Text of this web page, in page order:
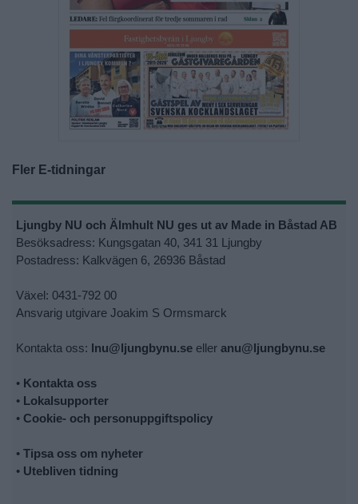
Fler E-tidningar
Ljungby NU och Älmhult NU ges ut av Made in Båstad AB
Besöksadress: Kungsgatan 40, 341 31 Ljungby
Postadress: Kalkvägen 6, 26936 Båstad
Växel: 0431-792 00
Ansvarig utgivare Joakim S Ormsmarck
Kontakta oss: lnu@ljungbynu.se eller anu@ljungbynu.se
• Kontakta oss
• Lokalsupporter
• Cookie- och personuppgiftspolicy
• Tipsa oss om nyheter
• Utebliven tidning